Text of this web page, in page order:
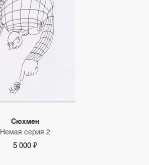
Сюхмен
Немая серия 2
5 000 ₽